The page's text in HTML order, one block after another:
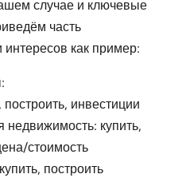
случае и ключевые
часть
как пример:
построить, инвестиции
недвижимость: купить,
стоимость
построить